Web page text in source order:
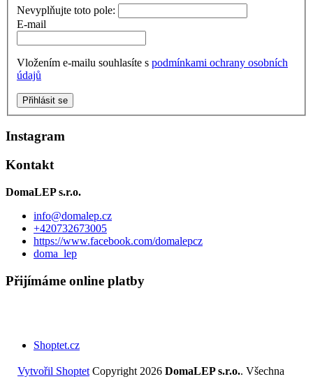
Nevyplňujte toto pole:
E-mail
Vložením e-mailu souhlasíte s podmínkami ochrany osobních
údajů
Přihlásit se
Instagram
Kontakt
DomaLEP s.r.o.
info@domalep.cz
+420732673005
https://www.facebook.com/domalepcz
doma_lep
Přijímáme online platby
Shoptet.cz
Vytvořil Shoptet Copyright 2026 DomaLEP s.r.o.. Všechna